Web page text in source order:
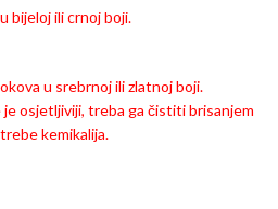
bijeloj ili crnoj boji.
u srebrnoj ili zlatnoj boji.
osjetljiviji, treba ga čistiti brisanjem
kemikalija.